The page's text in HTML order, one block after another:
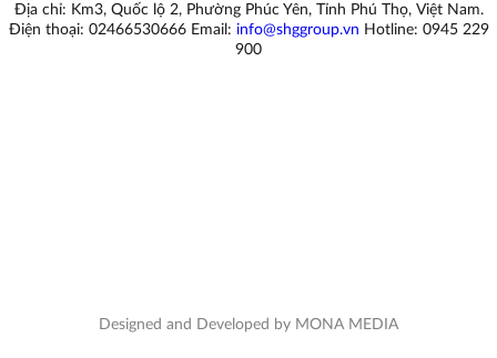
Địa chỉ: Km3, Quốc lộ 2, Phường Phúc Yên, Tỉnh Phú Thọ, Việt Nam.
Điện thoại: 02466530666 Email: info@shggroup.vn Hotline: 0945 229
900
Designed and Developed by MONA MEDIA